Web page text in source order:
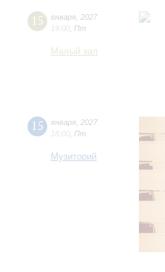
15 января 2027
19:00 Пт
Малый зал
15 января 2027
18:00 Пт
Музиторий